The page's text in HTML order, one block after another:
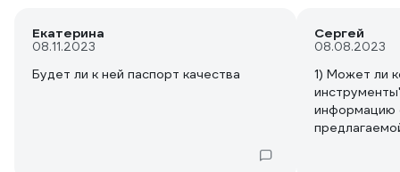
Екатерина
08.11.2023
Будет ли к ней паспорт качества
Сергей
08.08.2023
1) Может ли
информацию